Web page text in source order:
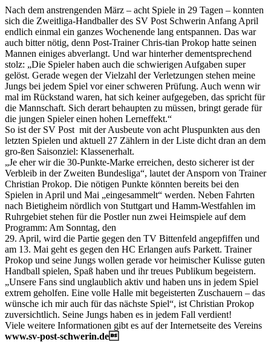
Nach dem anstrengenden März – acht Spiele in 29 Tagen – konnten
sich die Zweitliga-Handballer des SV Post Schwerin Anfang April
endlich einmal ein ganzes Wochenende lang entspannen. Das war
auch bitter nötig, denn Post-Trainer Chris-tian Prokop hatte seinen
Mannen einiges abverlangt. Und war hinterher dementsprechend
stolz: „Die Spieler haben auch die schwierigen Aufgaben super
gelöst. Gerade wegen der Vielzahl der Verletzungen stehen meine
Jungs bei jedem Spiel vor einer schweren Prüfung. Auch wenn wir
mal im Rückstand waren, hat sich keiner aufgegeben, das spricht für
die Mannschaft. Sich derart behaupten zu müssen, bringt gerade für
die jungen Spieler einen hohen Lerneffekt.“
So ist der SV Post mit der Ausbeute von acht Pluspunkten aus den
letzten Spielen und aktuell 27 Zählern in der Liste dicht dran an dem
gro-ßen Saisonziel: Klassenerhalt.
„Je eher wir die 30-Punkte-Marke erreichen, desto sicherer ist der
Verbleib in der Zweiten Bundesliga“, lautet der Ansporn von Trainer
Christian Prokop. Die nötigen Punkte könnten bereits bei den
Spielen in April und Mai „eingesammelt“ werden. Neben Fahrten
nach Bietigheim nördlich von Stuttgart und Hamm-Westfahlen im
Ruhrgebiet stehen für die Postler nun zwei Heimspiele auf dem
Programm: Am Sonntag, den
29. April, wird die Partie gegen den TV Bittenfeld angepfiffen und
am 13. Mai geht es gegen den HC Erlangen aufs Parkett. Trainer
Prokop und seine Jungs wollen gerade vor heimischer Kulisse guten
Handball spielen, Spaß haben und ihr treues Publikum begeistern.
„Unsere Fans sind unglaublich aktiv und haben uns in jedem Spiel
extrem geholfen. Eine volle Halle mit begeisterten Zuschauern – das
wünsche ich mir auch für das nächste Spiel“, ist Christian Prokop
zuversichtlich. Seine Jungs haben es in jedem Fall verdient!
Viele weitere Informationen gibt es auf der Internetseite des Vereins
www.sv-post-schwerin.de